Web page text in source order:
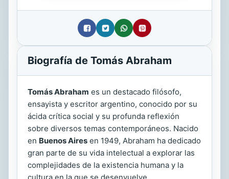
Biografía de Tomás Abraham
Tomás Abraham es un destacado filósofo,
ensayista y escritor argentino, conocido por su
ácida crítica social y su profunda reflexión
sobre diversos temas contemporáneos. Nacido
en Buenos Aires en 1949, Abraham ha dedicado
gran parte de su vida intelectual a explorar las
complejidades de la existencia humana y la